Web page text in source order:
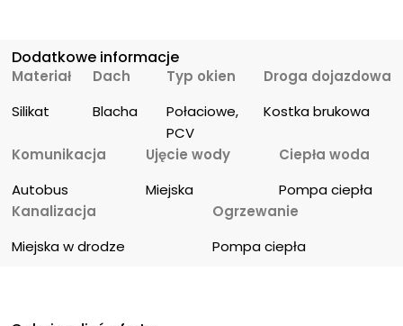
Dodatkowe informacje
Materiał
Silikat
Dach
Blacha
Typ okien
Połaciowe,
PCV
Droga dojazdowa
Kostka brukowa
Komunikacja
Autobus
Ujęcie wody
Miejska
Ciepła woda
Pompa ciepła
Kanalizacja
Miejska w drodze
Ogrzewanie
Pompa ciepła